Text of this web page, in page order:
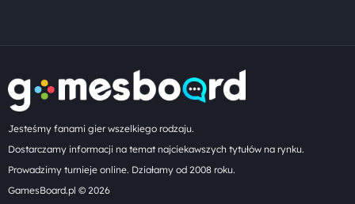
Jesteśmy fanami gier wszelkiego rodzaju.
Dostarczamy informacji na temat najciekawszych tytułów na rynku.
Prowadzimy turnieje online. Działamy od 2008 roku.
GamesBoard.pl © 2026